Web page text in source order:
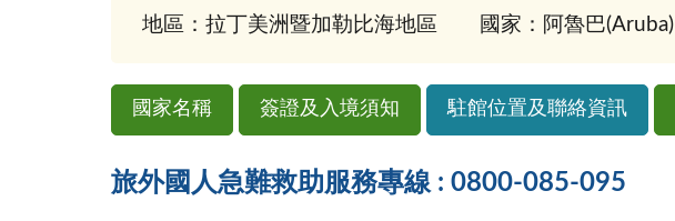
地區：拉丁美洲暨加勒比海地區 國家：阿魯巴(Aruba)
國家名稱 簽證及入境須知 駐館位置及聯絡資訊
旅外國人急難救助服務專線 : 0800-085-095